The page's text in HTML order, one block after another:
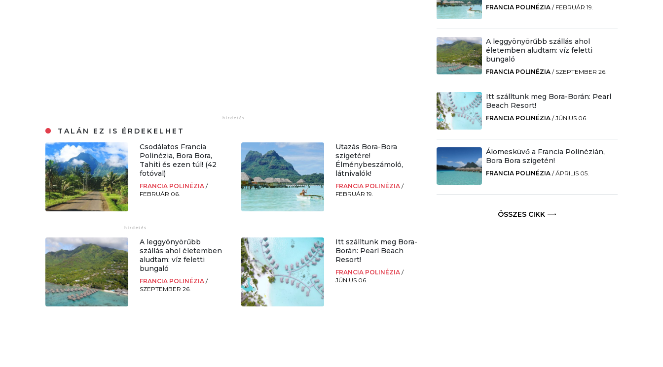
TALÁN EZ IS ÉRDEKELHET
Csodálatos Francia
Polinézia, Bora Bora,
Tahiti és ezen túl! (42
fotóval)
FRANCIA POLINÉZIA/
FEBRUÁR 06.
Utazás Bora-Bora
szigetére!
Élménybeszámoló,
látnivalók!
FRANCIA POLINÉZIA /
FEBRUÁR 19.
A leggyönyörűbb
szállás ahol életemben
aludtam: víz feletti
bungaló
FRANCIA POLINÉZIA/
SZEPTEMBER 26.
Itt szálltunk meg Bora-
Borán: Pearl Beach
Resort!
FRANCIA POLINÉZIA /
JÚNIUS 06.
FRANCIA POLINÉZIA / FEBRUÁR 19.
A leggyönyörűbb szállás ahol
életemben aludtam: víz feletti
bungaló
FRANCIA POLINÉZIA / SZEPTEMBER 26.
Itt szálltunk meg Bora-Borán: Pearl
Beach Resort!
FRANCIA POLINÉZIA /JÚNIUS 06.
Álomesküvő a Francia Polinézián,
Bora Bora szigetén!
FRANCIA POLINÉZIA /ÁPRILIS 05.
ÖSSZES CIKK